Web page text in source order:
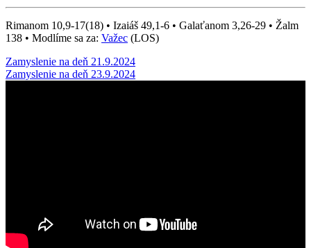
Rimanom 10,9-17(18) • Izaiáš 49,1-6 • Galaťanom 3,26-29 • Žalm
138 • Modlíme sa za: Važec (LOS)
Post
navigation
Zamyslenie na deň 21.9.2024
Zamyslenie na deň 23.9.2024